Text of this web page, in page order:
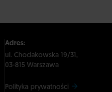
Adres:
ul. Chodakowska 19/31,
03-815 Warszawa
Polityka prywatności